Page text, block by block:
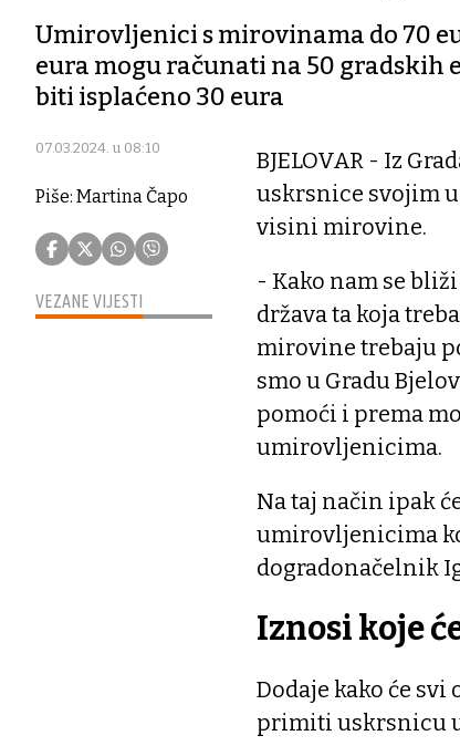
Umirovljenici s mirovinama do 70
eura mogu računati na 50 gradskih
biti isplaćeno 30 eura
07.03.2024. u 08:10
Piše: Martina Čapo
VEZANE VIJESTI
BJELOVAR - Iz
uskrsnice svojim
visini mirovine.
- Kako nam se
država ta koja
mirovine trebaju
smo u Gradu
pomoći i prema
umirovljenicima.
Na taj način ipak
umirovljenicima
dogradonačelnik
Iznosi koje
Dodaje kako će
primiti uskrsnicu